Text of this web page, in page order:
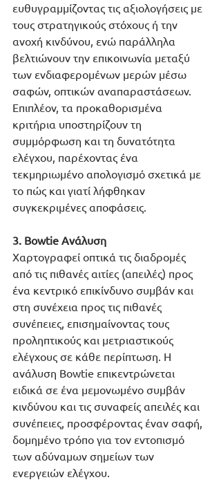
ευθυγραμμίζοντας τις αξιολογήσεις με
τους στρατηγικούς στόχους ή την
ανοχή κινδύνου, ενώ παράλληλα
βελτιώνουν την επικοινωνία μεταξύ
των ενδιαφερομένων μερών μέσω
σαφών, οπτικών αναπαραστάσεων.
Επιπλέον, τα προκαθορισμένα
κριτήρια υποστηρίζουν τη
συμμόρφωση και τη δυνατότητα
ελέγχου, παρέχοντας ένα
τεκμηριωμένο απολογισμό σχετικά με
το πώς και γιατί λήφθηκαν
συγκεκριμένες αποφάσεις.
3. Bowtie Ανάλυση
Χαρτογραφεί οπτικά τις διαδρομές
από τις πιθανές αιτίες (απειλές) προς
ένα κεντρικό επικίνδυνο συμβάν και
στη συνέχεια προς τις πιθανές
συνέπειες, επισημαίνοντας τους
προληπτικούς και μετριαστικούς
ελέγχους σε κάθε περίπτωση. Η
ανάλυση Bowtie επικεντρώνεται
ειδικά σε ένα μεμονωμένο συμβάν
κινδύνου και τις συναφείς απειλές και
συνέπειες, προσφέροντας έναν σαφή,
δομημένο τρόπο για τον εντοπισμό
των αδύναμων σημείων των
ενεργειών ελέγχου.